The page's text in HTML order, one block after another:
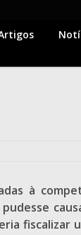
à
fiscalizar